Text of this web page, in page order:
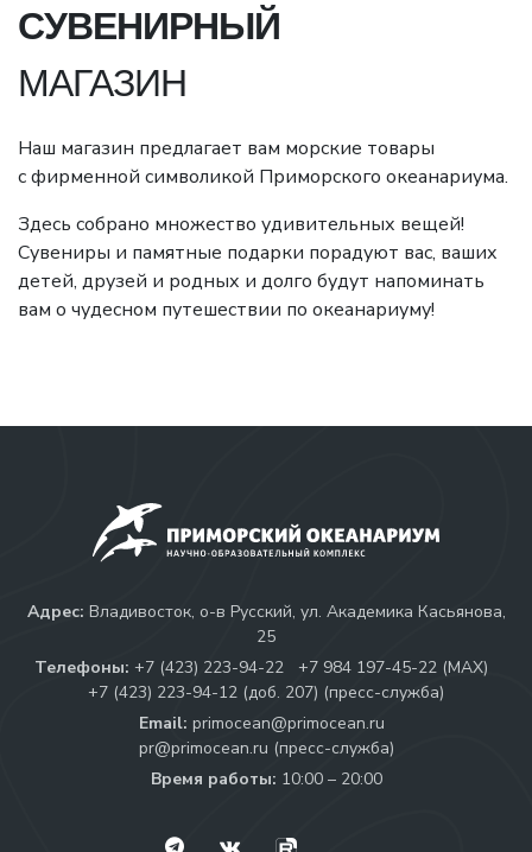
СУВЕНИРНЫЙ
МАГАЗИН
Наш магазин предлагает вам морские товары
с фирменной символикой Приморского океанариума.
Здесь собрано множество удивительных вещей!
Сувениры и памятные подарки порадуют вас, ваших
детей, друзей и родных и долго будут напоминать
вам о чудесном путешествии по океанариуму!
Адрес: Владивосток, о-в Русский, ул. Академика Касьянова,
25
Телефоны: +7 (423) 223-94-22
+7 984 197-45-22 (МАХ)
+7 (423) 223-94-12 (доб. 207) (пресс-служба)
Email: primocean@primocean.ru
pr@primocean.ru (пресс-служба)
Время работы: 10:00 – 20:00